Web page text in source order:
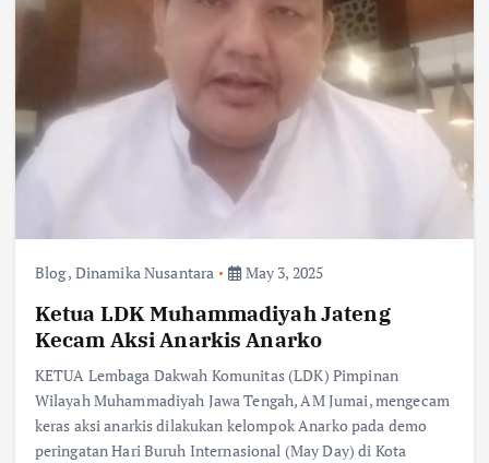
Blog, Dinamika Nusantara May 3, 2025
Ketua LDK Muhammadiyah Jateng
Kecam Aksi Anarkis Anarko
KETUA Lembaga Dakwah Komunitas (LDK) Pimpinan
Wilayah Muhammadiyah Jawa Tengah, AM Jumai, mengecam
keras aksi anarkis dilakukan kelompok Anarko pada demo
peringatan Hari Buruh Internasional (May Day) di Kota